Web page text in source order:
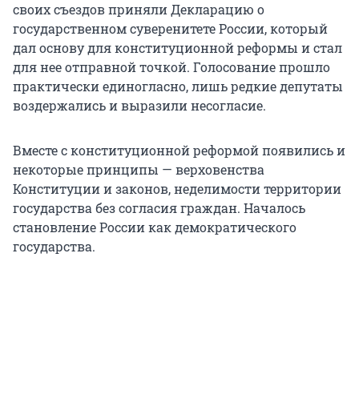
своих съездов приняли Декларацию о
государственном суверенитете России, который
дал основу для конституционной реформы и стал
для нее отправной точкой. Голосование прошло
практически единогласно, лишь редкие депутаты
воздержались и выразили несогласие.
Вместе с конституционной реформой появились и
некоторые принципы — верховенства
Конституции и законов, неделимости территории
государства без согласия граждан. Началось
становление России как демократического
государства.